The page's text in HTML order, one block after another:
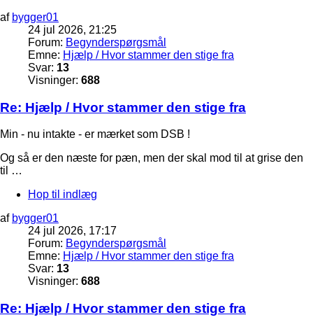
af bygger01
24 jul 2026, 21:25
Forum: Begynderspørgsmål
Emne: Hjælp / Hvor stammer den stige fra
Svar: 13
Visninger: 688
Re: Hjælp / Hvor stammer den stige fra
Min - nu intakte - er mærket som DSB !
Og så er den næste for pæn, men der skal mod til at grise den
til …
Hop til indlæg
af bygger01
24 jul 2026, 17:17
Forum: Begynderspørgsmål
Emne: Hjælp / Hvor stammer den stige fra
Svar: 13
Visninger: 688
Re: Hjælp / Hvor stammer den stige fra